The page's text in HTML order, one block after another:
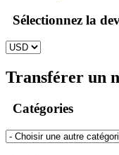
Sélectionnez la
Transférer un
Catégories